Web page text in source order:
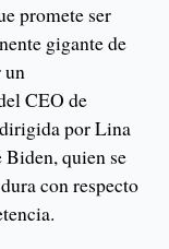
promete ser
gigante de
un
CEO de
por Lina
quien se
con respecto